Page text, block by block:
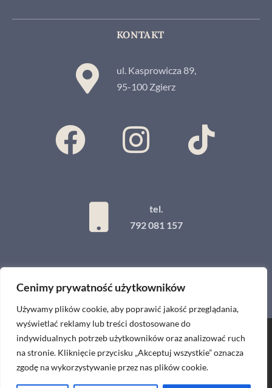
Cenimy prywatność użytkowników
Używamy plików cookie, aby poprawić jakość przeglądania,
wyświetlać reklamy lub treści dostosowane do
indywidualnych potrzeb użytkowników oraz analizować ruch
na stronie. Kliknięcie przycisku „Akceptuj wszystkie” oznacza
zgodę na wykorzystywanie przez nas plików cookie.
KONTAKT
ul. Kasprowicza 89,
95-100 Zgierz
tel.
792 081 157